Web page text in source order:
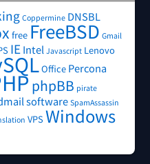
Coppermine DNSBL
free FreeBSD Gmail
IEIntel Javascript Lenovo
Office Percona
phpBB pirate
software SpamAssassin
VPS Windows